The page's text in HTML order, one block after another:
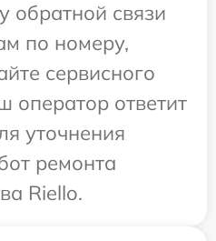
обратной связи
по номеру,
сервисного
оператор ответит
уточнения
ремонта
Riello.